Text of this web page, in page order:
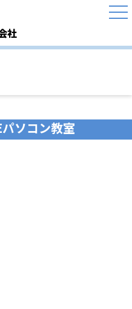
社
ソコン教室